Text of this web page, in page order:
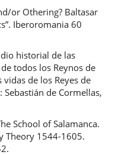
or Othering? Baltasar
Iberoromania 60
historial de las
todos los Reynos de
vidas de los Reyes de
Sebastián de Cormellas,
School of Salamanca.
Theory 1544-1605.